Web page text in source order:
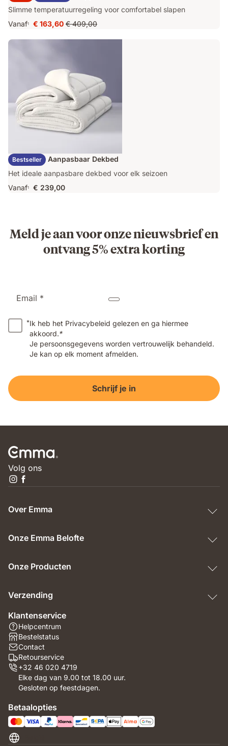
Slimme temperatuurregeling voor comfortabel slapen
Vanaf1
Prijs
€ 163,60
€ 163,60 Oorspronkelijke
prijs
€ 409,00
Bestseller
Emma Duo Aanpasbaar Dekbed
Het ideale aanpasbare dekbed voor elk seizoen
Vanaf1 € 239,00
Meld je aan voor onze nieuwsbrief en
ontvang 5% extra korting
Email *
*Ik heb het Privacybeleid gelezen en ga hiermee
akkoord.*
Je persoonsgegevens worden vertrouwelijk behandeld.
Je kan op elk moment afmelden.
Schrijf je in
Volg ons
Over Emma
Onze Emma Belofte
Onze Producten
Verzending
Klantenservice
Helpcentrum
Bestelstatus
Contact
Retourservice
+32 46 020 4719
Elke dag van 9.00 tot 18.00 uur.
Gesloten op feestdagen.
Betaalopties